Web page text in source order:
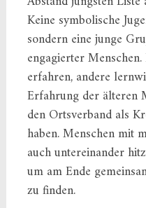
Keine symbolische
sondern eine junge
engagierter
erfahren, andere
Erfahrung der älteren
den Ortsverband als
haben. Menschen mit
auch untereinander
um am Ende
zu finden.